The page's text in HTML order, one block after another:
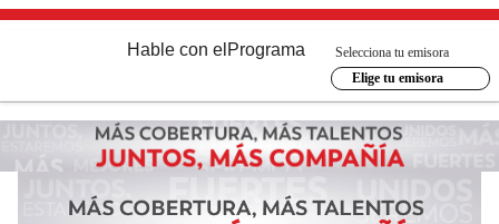
Hable con el Programa
Selecciona tu emisora
Elige tu emisora